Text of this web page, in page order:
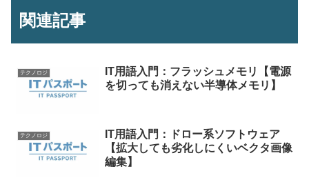
関連記事
テクノロジ
IT用語入門：フラッシュメモリ【電源
を切っても消えない半導体メモリ】
テクノロジ
IT用語入門：ドロー系ソフトウェア
【拡大しても劣化しにくいベクタ画像
編集】